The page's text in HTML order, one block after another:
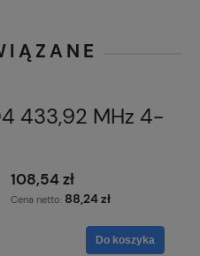
433,92 MHz 4-
108,54 zł
Cena netto: 88,24 zł
Do koszyka